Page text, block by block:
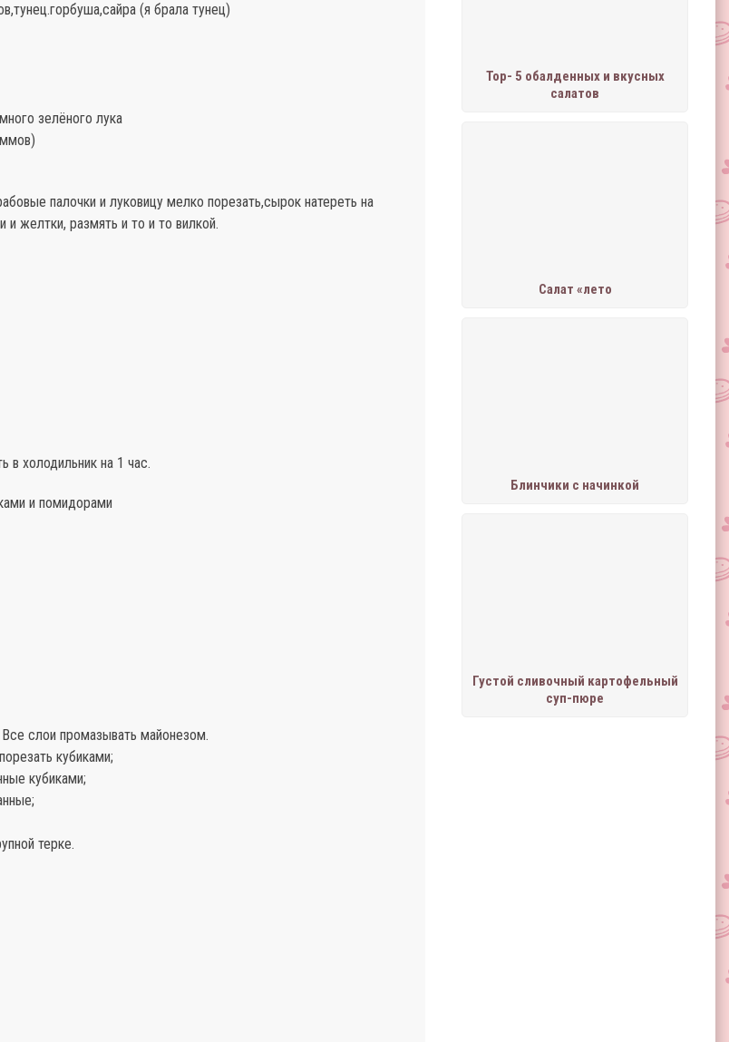
Тор- 5 обалденных и вкусных
салатов
Салат «лето
Блинчики с начинкой
Густой сливочный картофельный
суп-пюре
(я брала тунец)
зелёного лука
палочки и луковицу мелко порезать,сырок натереть на
и желтки, размять и то и то вилкой.
в холодильник на 1 час.
и помидорами
слои промазывать майонезом.
кубиками;
кубиками;
терке.